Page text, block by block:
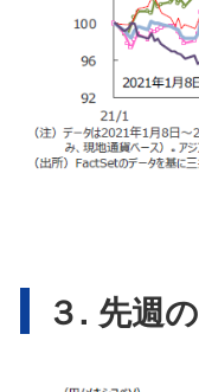
３. 先週